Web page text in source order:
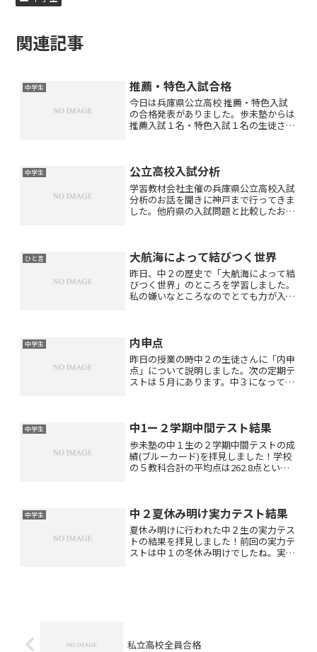
関連記事
中学生 推薦・特色入試合格
今日は兵庫県公立高校 推薦・特色入試
の合格発表がありました。歩未塾からは
推薦入試１名・特色入試１名の生徒さん
く頑張られましたし内申点...
中学生 公立高校入試分析
学習教材会社主催の兵庫県公立高校入試
分析のお話を聞きに神戸まで行ってきま
した。他府県の入試問題と比較したお話
あるそうです。数学は前半...
ひと言 大航海によって結びつく世界
昨日、中２の歴史で「大航海によって結
びつく世界」のところを学習しました。
私の嫌いなところなのでとても力が入り
界・・・？？？それは白人の立場...
中学生 内申点
昨日の授業の時中２の生徒さんに「内申
点」について説明しました。次の定期テ
ストは５月にあります。中３になって初
当日の入試の点数で決まる...
中学生 中1ー２学期中間テスト結果
歩未塾の中１生の２学期中間テストの成
績(ブルーカード)を拝見しました！学校
の５教科合計の平均点は262.8点という
ら...
中学生 中２夏休み明け実力テスト結果
夏休み明けに行われた中２生の実力テス
トの結果を拝見しました！前回の実力テ
ストは中１の冬休み明けでしたね。実力
私立高校全員合格